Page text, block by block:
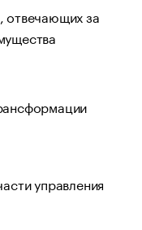
отвечающих за
управления